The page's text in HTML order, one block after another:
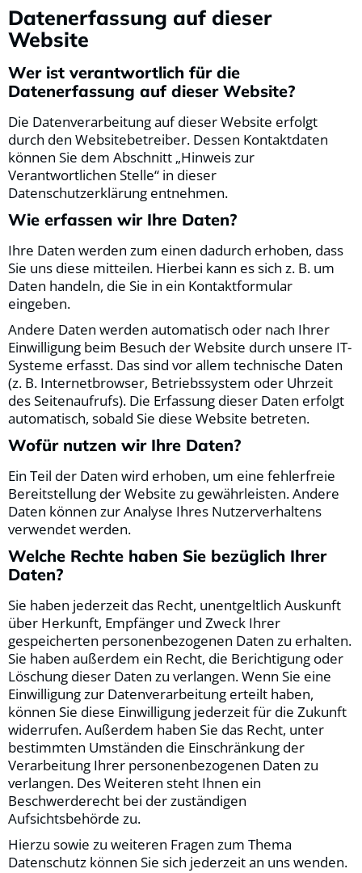
Datenerfassung auf dieser
Website
Wer ist verantwortlich für die
Datenerfassung auf dieser Website?
Die Datenverarbeitung auf dieser Website erfolgt
durch den Websitebetreiber. Dessen Kontaktdaten
können Sie dem Abschnitt „Hinweis zur
Verantwortlichen Stelle“ in dieser
Datenschutzerklärung entnehmen.
Wie erfassen wir Ihre Daten?
Ihre Daten werden zum einen dadurch erhoben, dass
Sie uns diese mitteilen. Hierbei kann es sich z. B. um
Daten handeln, die Sie in ein Kontaktformular
eingeben.
Andere Daten werden automatisch oder nach Ihrer
Einwilligung beim Besuch der Website durch unsere IT-
Systeme erfasst. Das sind vor allem technische Daten
(z. B. Internetbrowser, Betriebssystem oder Uhrzeit
des Seitenaufrufs). Die Erfassung dieser Daten erfolgt
automatisch, sobald Sie diese Website betreten.
Wofür nutzen wir Ihre Daten?
Ein Teil der Daten wird erhoben, um eine fehlerfreie
Bereitstellung der Website zu gewährleisten. Andere
Daten können zur Analyse Ihres Nutzerverhaltens
verwendet werden.
Welche Rechte haben Sie bezüglich Ihrer
Daten?
Sie haben jederzeit das Recht, unentgeltlich Auskunft
über Herkunft, Empfänger und Zweck Ihrer
gespeicherten personenbezogenen Daten zu erhalten.
Sie haben außerdem ein Recht, die Berichtigung oder
Löschung dieser Daten zu verlangen. Wenn Sie eine
Einwilligung zur Datenverarbeitung erteilt haben,
können Sie diese Einwilligung jederzeit für die Zukunft
widerrufen. Außerdem haben Sie das Recht, unter
bestimmten Umständen die Einschränkung der
Verarbeitung Ihrer personenbezogenen Daten zu
verlangen. Des Weiteren steht Ihnen ein
Beschwerderecht bei der zuständigen
Aufsichtsbehörde zu.
Hierzu sowie zu weiteren Fragen zum Thema
Datenschutz können Sie sich jederzeit an uns wenden.